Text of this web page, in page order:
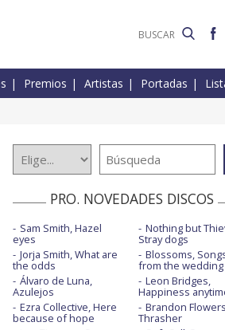
Premios Artistas Portadas
PRO. NOVEDADES DISCOS
Sam Smith, Hazel
eyes
Jorja Smith, What are
the odds
Álvaro de Luna,
Azulejos
Ezra Collective, Here
because of hope
Nothing but
Stray dogs
Blossoms,
from the wedding
Leon Bridges,
Happiness
Brandon
Thrasher